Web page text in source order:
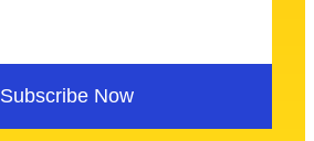
Subscribe Now